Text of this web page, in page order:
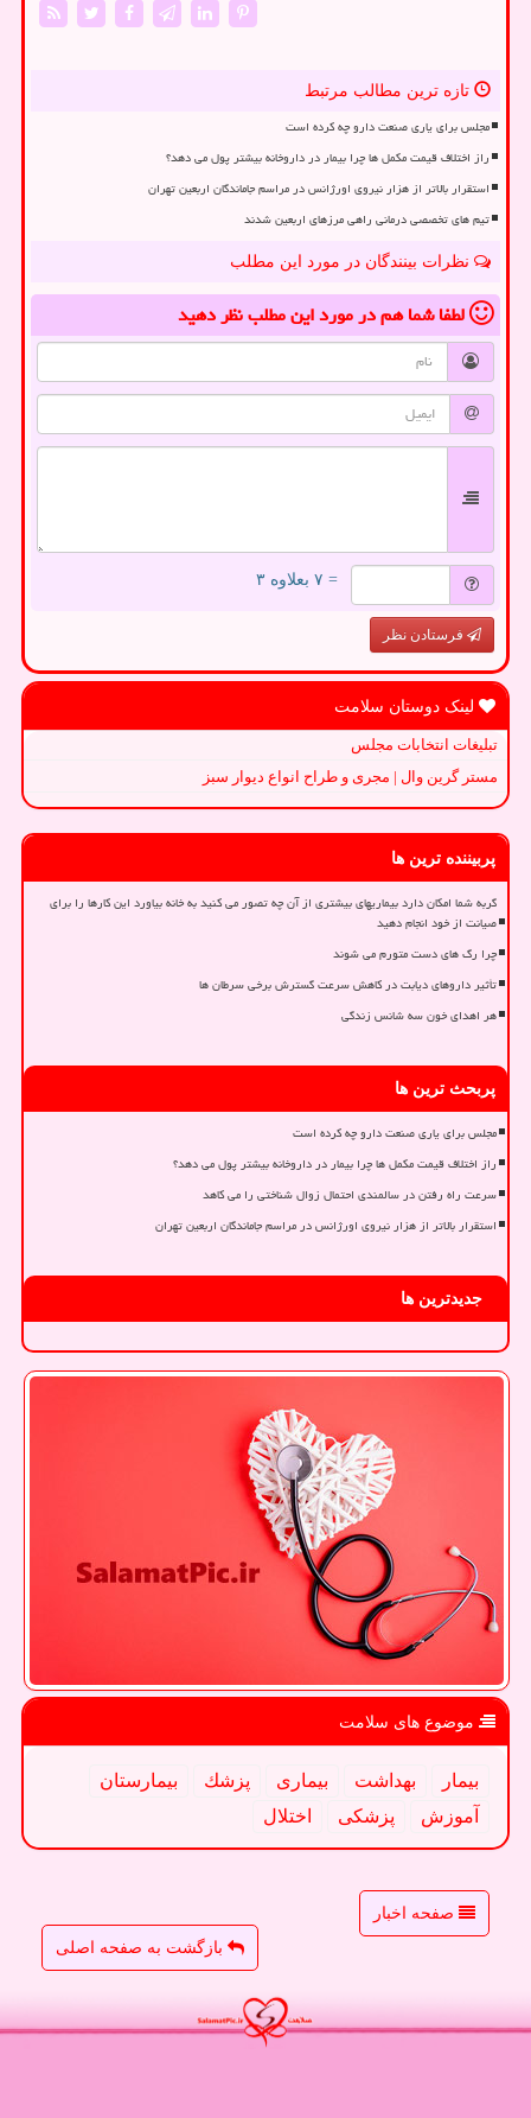
تازه ترین مطالب مرتبط
مجلس برای یاری صنعت دارو چه کرده است
راز اختلاف قیمت مکمل ها چرا بیمار در داروخانه بیشتر پول می دهد؟
استقرار بالاتر از هزار نیروی اورژانس در مراسم جاماندگان اربعین تهران
تیم های تخصصی درمانی راهی مرزهای اربعین شدند
نظرات بینندگان در مورد این مطلب
لطفا شما همدر مورد این مطلبنظر دهید
= ۷ بعلاوه ۳
فرستادن نظر
لینک دوستان سلامت
تبلیغات انتخابات مجلس
مستر گرین وال | مجری و طراح انواع دیوار سبز
پربیننده ترین ها
گربه شما امکان دارد بیماریهای بیشتری از آن چه تصور می کنید به خانه بیاورد این کارها را برای
صیانت از خود انجام دهید
چرا رگ های دست متورم می شوند
تأثیر داروهای دیابت در کاهش سرعت گسترش برخی سرطان ها
هر اهدای خون سه شانس زندگی
پربحث ترین ها
مجلس برای یاری صنعت دارو چه کرده است
راز اختلاف قیمت مکمل ها چرا بیمار در داروخانه بیشتر پول می دهد؟
سرعت راه رفتن در سالمندی احتمال زوال شناختی را می کاهد
استقرار بالاتر از هزار نیروی اورژانس در مراسم جاماندگان اربعین تهران
جدیدترین ها
موضوع های سلامت
بیمار بهداشت بیماری پزشك
بیمارستان
آموزش
پزشكی اختلال
صفحه اخبار
بازگشت به صفحه اصلی